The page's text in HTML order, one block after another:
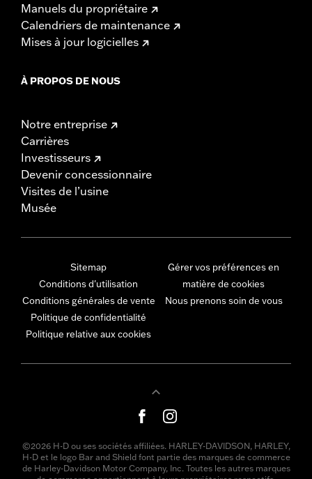
Manuels du propriétaire
Calendriers de maintenance
Mises à jour logicielles
À PROPOS DE NOUS
Notre entreprise
Carrières
Investisseurs
Devenir concessionnaire
Visites de l’usine
Musée
Sitemap
Conditions d'utilisation
Conditions générales de vente
Politique de confidentialité
Politique relative aux cookies
Gérer vos préférences en
matière de cookies
Nous prenons soin de vous
©2026 H-D ou ses sociétés affiliées. HARLEY-DAVIDSON, HARLEY,
H-D et le logo Bar and Shield font partie des marques de commerce
de Harley-Davidson Motor Company, Inc. Toutes les autres marques